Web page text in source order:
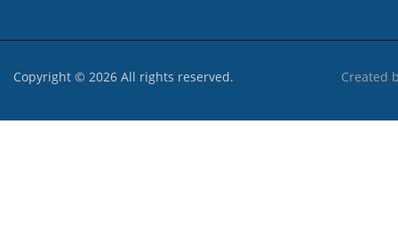
Copyright © 2026 All rights reserved. Created